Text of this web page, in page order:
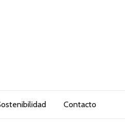
Contacto